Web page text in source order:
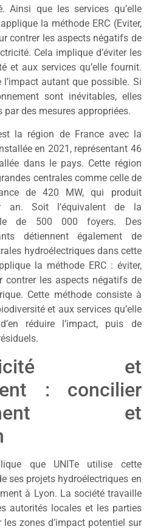
Ainsi que les services qu’elle
la méthode ERC (Eviter,
contrer les aspects négatifs de
Cela implique d’éviter les
et aux services qu’elle fournit.
l’impact autant que possible. Si
sont inévitables, elles
par des mesures appropriées.
la région de France avec la
en 2021, représentant 46
dans le pays. Cette région
centrales comme celle de
de 420 MW, qui produit
an. Soit l’équivalent de la
de 500 000 foyers. Des
détiennent également de
hydroélectriques dans cette
la méthode ERC : éviter,
contrer les aspects négatifs de
Cette méthode consiste à
et aux services qu’elle
réduire l’impact, puis de
et
: concilier
et
que UNITe utilise cette
ses projets hydroélectriques en
à Lyon. La société travaille
autorités locales et les parties
zones d’impact potentiel sur